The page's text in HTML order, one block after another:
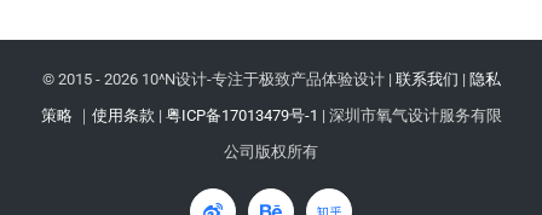
© 2015 - 2026 10^N设计-专注于极致产品体验设计 | 联系我们 | 隐私
策略 ｜ 使用条款 | 粤ICP备17013479号-1 | 深圳市氧气设计服务有限
公司版权所有